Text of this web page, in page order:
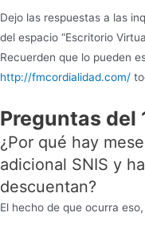
Dejo las respuestas a las
del espacio “Escritorio
Recuerden que lo pueden
http://fmcordialidad.com/
Preguntas del
¿Por qué hay
adicional SNIS y
descuentan?
El hecho de que ocurra